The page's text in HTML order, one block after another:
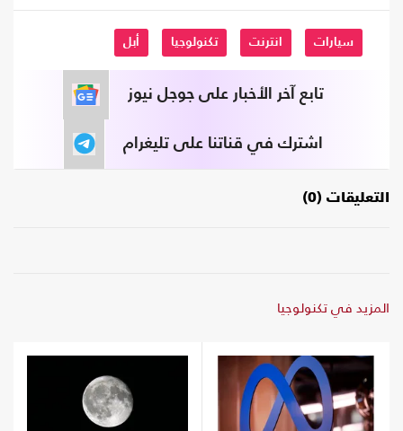
سيارات انترنت تكنولوجيا أبل
تابع آخر الأخبار على جوجل نيوز
اشترك في قناتنا على تليغرام
التعليقات (0)
المزيد في تكنولوجيا